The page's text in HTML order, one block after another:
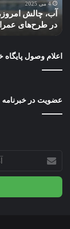
مدیریت
منابع
آب
طرح‌های
4 می 2025
آب، چالش
در طرح‌های
اعلام وصول پایگاه
عضویت در خبرنامه
ایمیل
خود
وارد